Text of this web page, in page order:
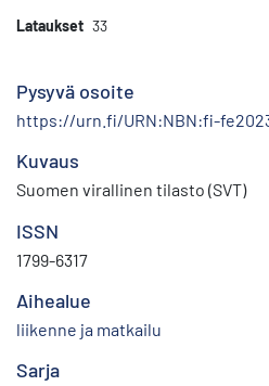
Lataukset 33
Pysyvä osoite
https://urn.fi/URN:NBN:fi-
Kuvaus
Suomen virallinen tilasto (SVT)
ISSN
1799-6317
Aihealue
liikenne ja matkailu
Sarja